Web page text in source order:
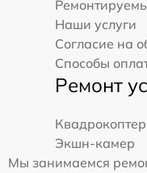
Наши услуги
Согласие на
Способы
Ремонт
Экшн-камер
Мы занимаемся